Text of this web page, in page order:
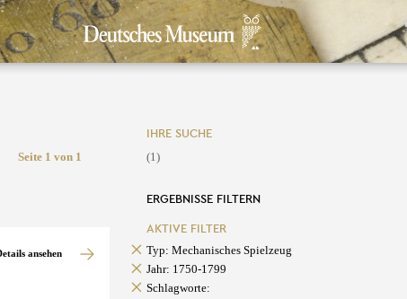
Seite 1 von 1
ansehen
IHRE SUCHE
(1)
ERGEBNISSE FILTERN
AKTIVE FILTER
Typ: Mechanisches Spielzeug
Jahr: 1750-1799
Schlagworte: